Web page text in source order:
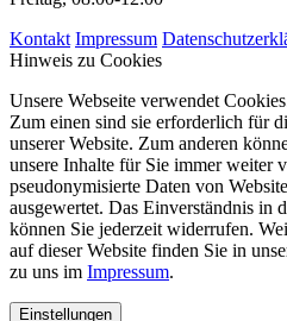
Kontakt Impressum
Hinweis zu Cookies
Unsere Webseite verwendet
Zum einen sind sie erforderlich für
unserer Website. Zum anderen
unsere Inhalte für Sie immer weiter
pseudonymisierte Daten von
ausgewertet. Das Einverständnis in
können Sie jederzeit widerrufen.
auf dieser Website finden Sie in
zu uns im Impressum.
Einstellungen